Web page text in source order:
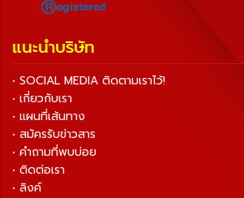
แนะนำบริษัท
• SOCIAL MEDIA ติดตามเราไว้!
• เกี่ยวกับเรา
• แผนที่เส้นทาง
• สมัครรับข่าวสาร
• คำถามที่พบบ่อย
• ติดต่อเรา
• ลิงค์